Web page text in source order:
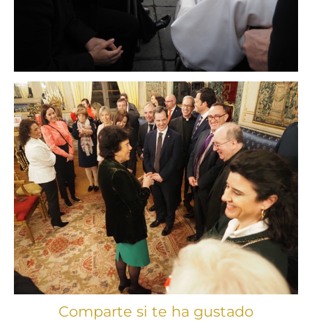
Comparte si te ha gustado